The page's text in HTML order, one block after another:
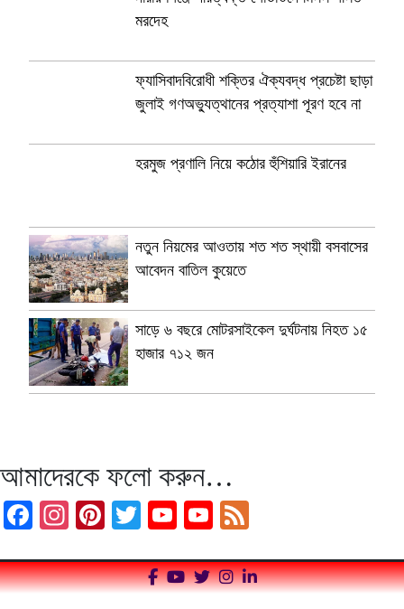
মরদেহ
ফ্যাসিবাদবিরোধী শক্তির ঐক্যবদ্ধ প্রচেষ্টা ছাড়া
জুলাই গণঅভ্যুত্থানের প্রত্যাশা পূরণ হবে না
হরমুজ প্রণালি নিয়ে কঠোর হুঁশিয়ারি ইরানের
নতুন নিয়মের আওতায় শত শত স্থায়ী বসবাসের
আবেদন বাতিল কুয়েতে
সাড়ে ৬ বছরে মোটরসাইকেল দুর্ঘটনায় নিহত ১৫
হাজার ৭১২ জন
আমাদেরকে ফলো করুন…
Facebook
Instagram
Pinterest
TwitterYouTube
YouTube